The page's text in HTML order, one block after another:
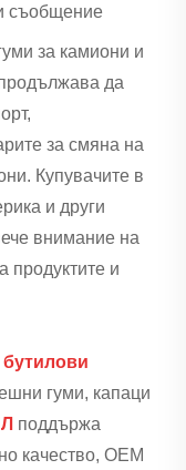
съобщение
за камиони и
да
за смяна на
Купувачите в
и други
внимание на
продуктите и
бутилови
гуми, капаци
поддържа
качество, OEM